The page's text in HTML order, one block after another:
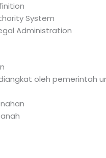
System
Administration
oleh